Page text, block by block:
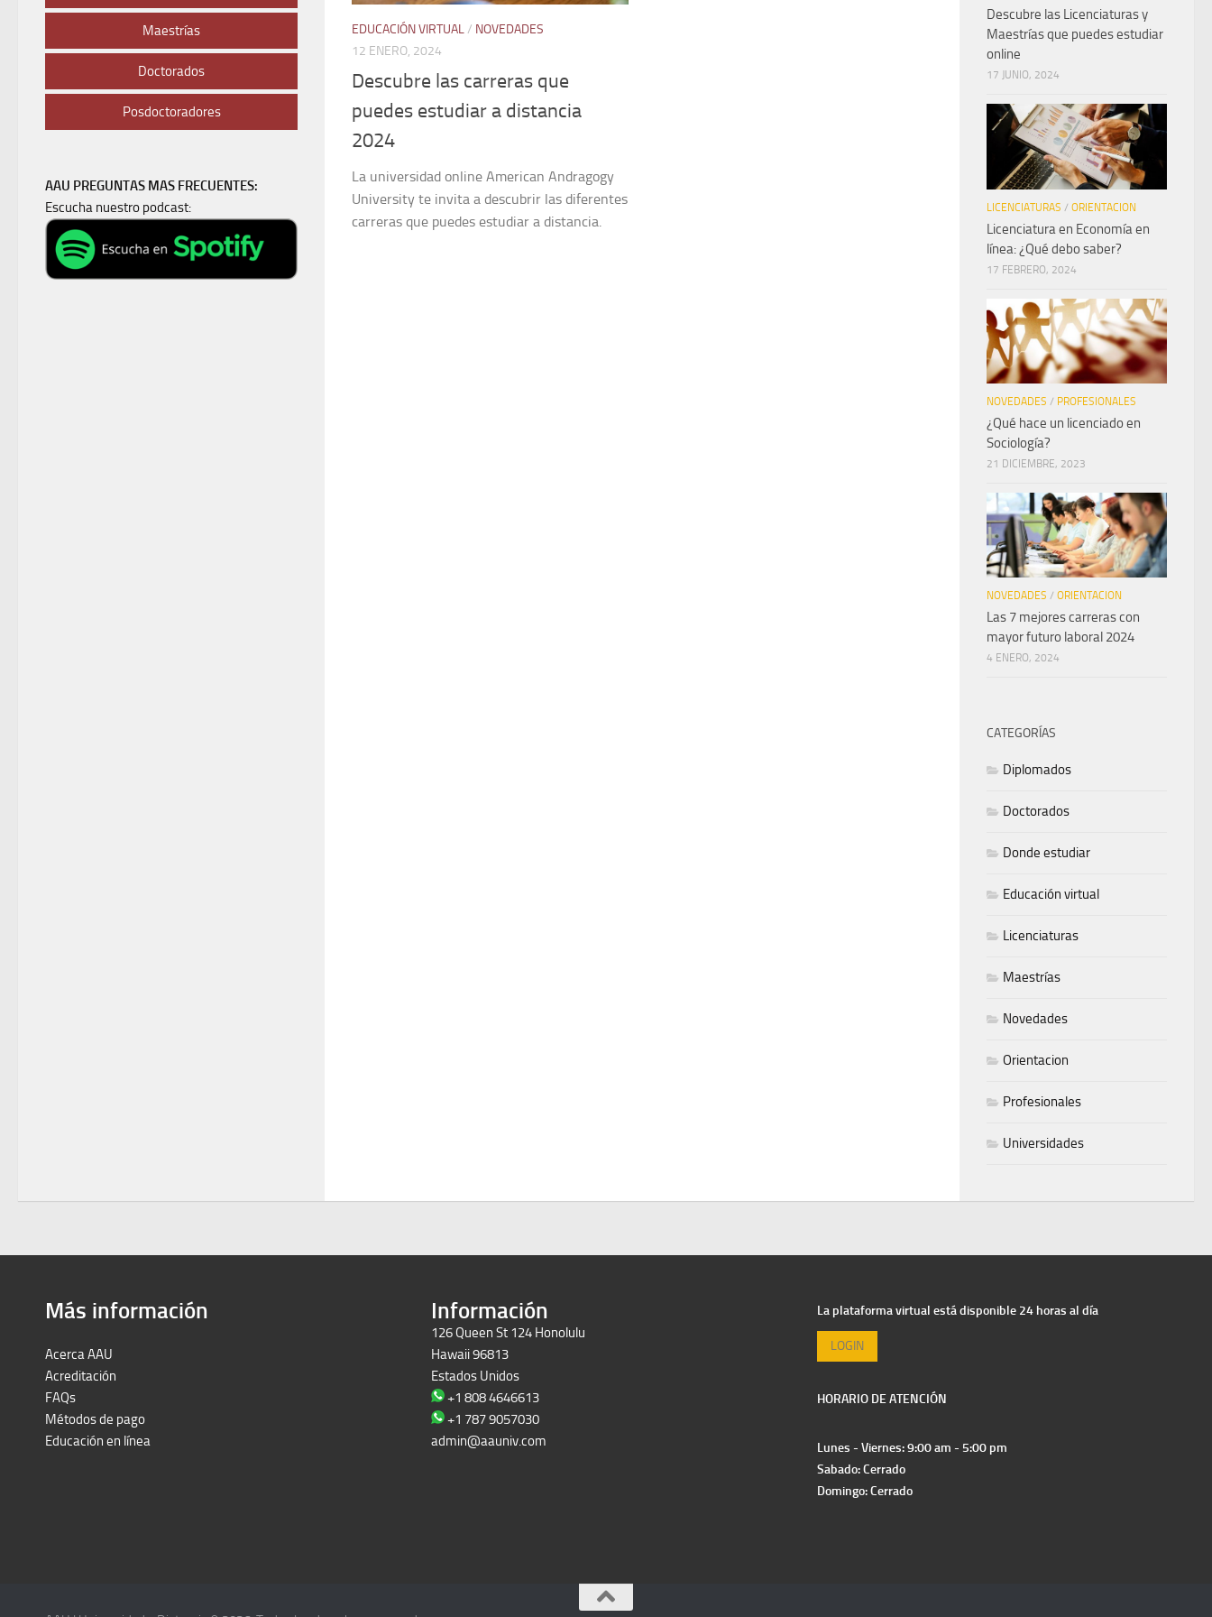
EDUCACIÓN VIRTUAL/ NOVEDADES
12 ENERO, 2024
Descubre las carreras que
puedes estudiar a distancia
2024
La universidad online American Andragogy
University te invita a descubrir las diferentes
carreras que puedes estudiar a distancia.
Maestrías
Doctorados
Posdoctoradores
AAU PREGUNTAS MAS FRECUENTES:
Escucha nuestro podcast:
Descubre las Licenciaturas y
Maestrías que puedes estudiar
online
17 JUNIO, 2024
LICENCIATURAS / ORIENTACION
Licenciatura en Economía en
línea: ¿Qué debo saber?
17 FEBRERO, 2024
NOVEDADES / PROFESIONALES
¿Qué hace un licenciado en
Sociología?
21 DICIEMBRE, 2023
NOVEDADES / ORIENTACION
Las 7 mejores carreras con
mayor futuro laboral 2024
4 ENERO, 2024
CATEGORÍAS
Diplomados
Doctorados
Donde estudiar
Educación virtual
Licenciaturas
Maestrías
Novedades
Orientacion
Profesionales
Universidades
Más información
Acerca AAU
Acreditación
FAQs
Métodos de pago
Educación en línea
Información
126 Queen St 124 Honolulu
Hawaii 96813
Estados Unidos
+1 808 4646613
+1 787 9057030
admin@aauniv.com
La plataforma virtual está disponible 24 horas al día
LOGIN
HORARIO DE ATENCIÓN
Lunes - Viernes: 9:00 am - 5:00 pm
Sabado: Cerrado
Domingo: Cerrado